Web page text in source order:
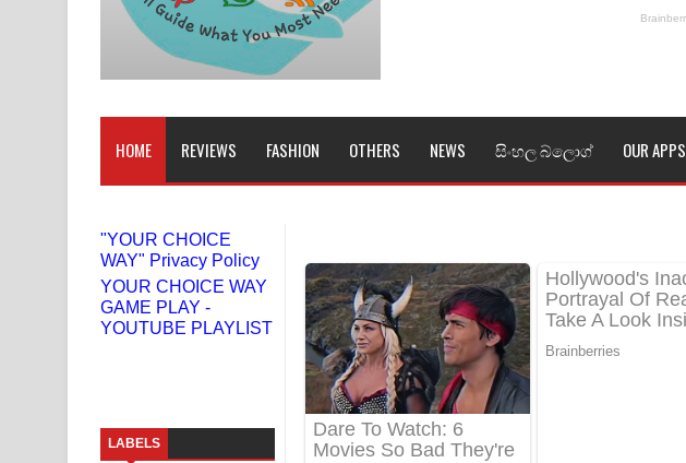
MANAMALA KATHA Song Lyrics - මනමාල කතා ගීතයේ පද පෙළ
Dai Dai Lyrics - Shakira, Burna Boy | 2026 football world cup song lyrics
Numba Dun Aadare Song Lyrics - නුඹ දුන් ආදරේ ගීතයේ පද පෙළ
Liyamuda Dan Anagathe Song Lyrics - ලියමුද දැන් අනාගතේ ගීතයේ පද පෙළ
Doni Song Lyrics - දෝණි ගීතයේ පද පෙළ
Benthara Palame Song Lyrics - බෙන්තර පාලමේ ගීතයේ පද පෙළ
Sanda Babalena Song Lyrics - සඳ බැබලෙන ගීතයේ පද පෙළ
HOME REVIEWS FASHION OTHERS NEWS සිංහල බ්ලොග් OUR APPS
"YOUR CHOICE
WAY" Privacy Policy
YOUR CHOICE WAY
GAME PLAY -
YOUTUBE PLAYLIST
LABELS